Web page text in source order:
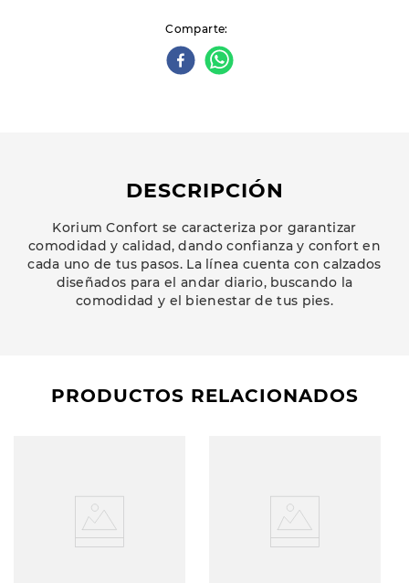
Comparte
DESCRIPCIÓN
Korium Confort se caracteriza por garantizar
comodidad y calidad, dando confianza y confort en
cada uno de tus pasos. La línea cuenta con calzados
diseñados para el andar diario, buscando la
comodidad y el bienestar de tus pies.
PRODUCTOS RELACIONADOS